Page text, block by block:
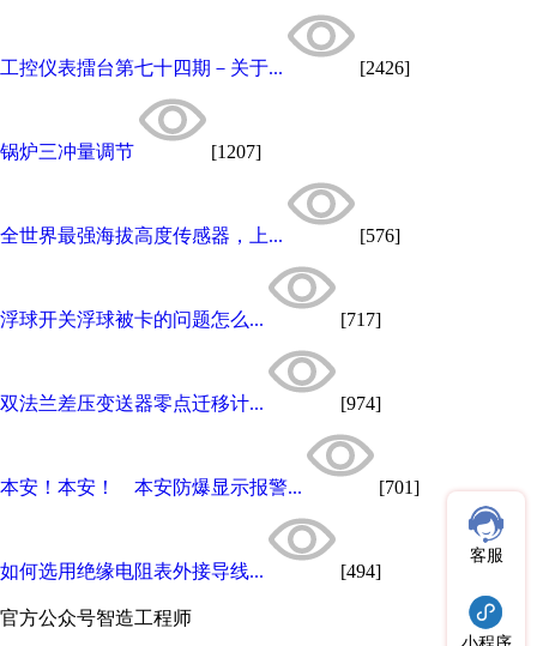
工控仪表擂台第七十四期－关于... [2426]
锅炉三冲量调节 [1207]
全世界最强海拔高度传感器，上... [576]
浮球开关浮球被卡的问题怎么... [717]
双法兰差压变送器零点迁移计... [974]
本安！本安！ 本安防爆显示报警... [701]
如何选用绝缘电阻表外接导线... [494]
官方公众号智造工程师
客服